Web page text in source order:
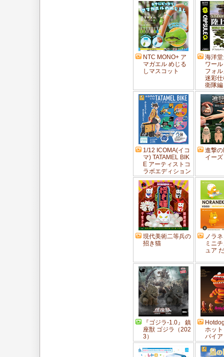
NTC MONO+ ア
マガエル めじる
しマスコット
海洋
ワー
フォ
迷彩
衛隊編
1/12 ICOMA(イコ
マ) TATAMEL BIK
E アーティストコ
ラボエディション
進撃
イーズ
現代美術二等兵の
招き猫
ノラ
ミニ
ュア
『ゴジラ-1.0』 鎮
座獣 ゴジラ（202
3）
ホッ
パイア